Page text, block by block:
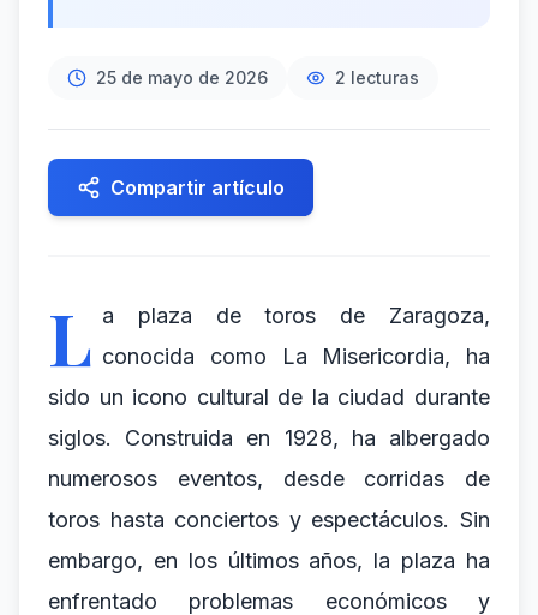
25 de mayo de 2026 2 lecturas
Compartir artículo
L a plaza de toros de Zaragoza,
conocida como La Misericordia, ha
sido un icono cultural de la ciudad durante
siglos. Construida en 1928, ha albergado
numerosos eventos, desde corridas de
toros hasta conciertos y espectáculos. Sin
embargo, en los últimos años, la plaza ha
enfrentado problemas económicos y